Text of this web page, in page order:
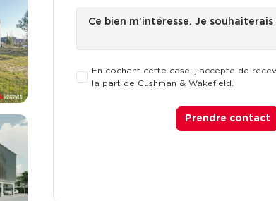
En cochant cette case, j'accepte de
la part de Cushman & Wakefield.
Prendre contact